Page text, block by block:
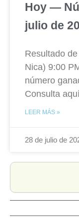
Hoy —
julio de
Resultado
Nica) 9:00
número
Consulta
LEER MÁS »
28 de julio de
Search